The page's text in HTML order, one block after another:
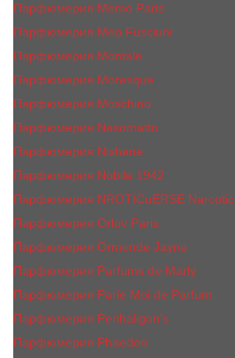
Парфюмерия Memo Paris
Парфюмерия Meo Fusciuni
Парфюмерия Montale
Парфюмерия Moresque
Парфюмерия Moschino
Парфюмерия Nasomatto
Парфюмерия Nishane
Парфюмерия Nobile 1942
Парфюмерия NROTICuERSE Narcotic
Парфюмерия Orlov Paris
Парфюмерия Ormonde Jayne
Парфюмерия Parfums de Marly
Парфюмерия Parle Moi de Parfum
Парфюмерия Penhaligon's
Парфюмерия Phaedon